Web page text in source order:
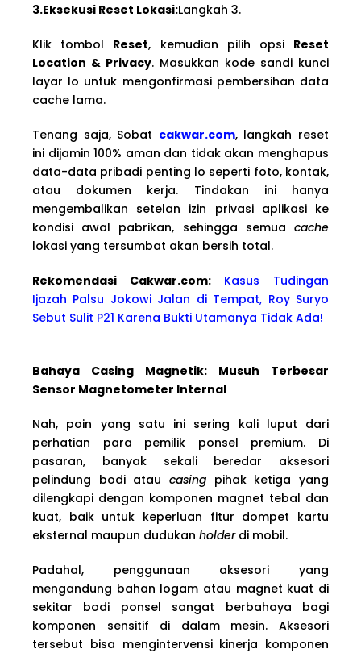
3.Eksekusi Reset Lokasi:Langkah 3.
Klik tombol Reset, kemudian pilih opsi Reset
Location & Privacy. Masukkan kode sandi kunci
layar lo untuk mengonfirmasi pembersihan data
cache lama.
Tenang saja, Sobat cakwar.com, langkah reset
ini dijamin 100% aman dan tidak akan menghapus
data-data pribadi penting lo seperti foto, kontak,
atau dokumen kerja. Tindakan ini hanya
mengembalikan setelan izin privasi aplikasi ke
kondisi awal pabrikan, sehingga semua cache
lokasi yang tersumbat akan bersih total.
Rekomendasi Cakwar.com: Kasus Tudingan
Ijazah Palsu Jokowi Jalan di Tempat, Roy Suryo
Sebut Sulit P21 Karena Bukti Utamanya Tidak Ada!
Bahaya Casing Magnetik: Musuh Terbesar
Sensor Magnetometer Internal
Nah, poin yang satu ini sering kali luput dari
perhatian para pemilik ponsel premium. Di
pasaran, banyak sekali beredar aksesori
pelindung bodi atau casing pihak ketiga yang
dilengkapi dengan komponen magnet tebal dan
kuat, baik untuk keperluan fitur dompet kartu
eksternal maupun dudukan holderdi mobil.
Padahal, penggunaan aksesori yang
mengandung bahan logam atau magnet kuat di
sekitar bodi ponsel sangat berbahaya bagi
komponen sensitif di dalam mesin. Aksesori
tersebut bisa mengintervensi kinerja komponen